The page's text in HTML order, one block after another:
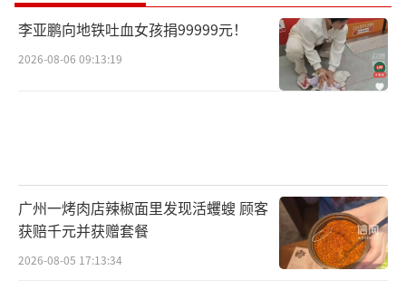
李亚鹏向地铁吐血女孩捐99999元！
2026-08-06 09:13:19
广州一烤肉店辣椒面里发现活蠼螋 顾客
获赔千元并获赠套餐
2026-08-05 17:13:34